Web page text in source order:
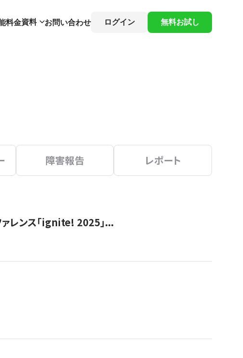
料金資料 お問い合わせ ログイン 無料お試し
障害報告 レポート
レンス「ignite! 2025」...